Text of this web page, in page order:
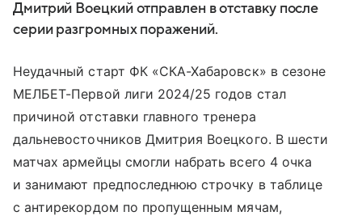
Дмитрий Воецкий отправлен в отставку после
серии разгромных поражений.
Неудачный старт ФК «СКА-Хабаровск» в сезоне
МЕЛБЕТ-Первой лиги 2024/25 годов стал
причиной отставки главного тренера
дальневосточников Дмитрия Воецкого. В шести
матчах армейцы смогли набрать всего 4 очка
и занимают предпоследнюю строчку в таблице
с антирекордом по пропущенным мячам,